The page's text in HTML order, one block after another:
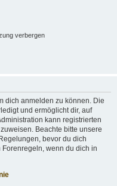
verbergen
dich anmelden zu können. Die
und ermöglicht dir, auf
kann registrierten
Beachte bitte unsere
bevor du dich
wenn du dich in